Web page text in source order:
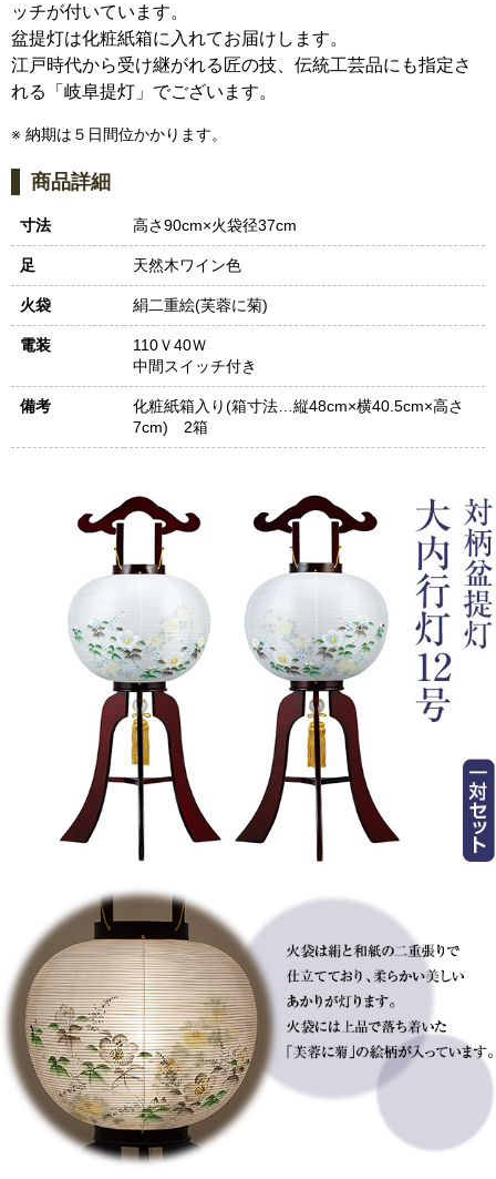
ッチが付いています。
盆提灯は化粧紙箱に入れてお届けします。
江戸時代から受け継がれる匠の技、伝統工芸品にも指定さ
れる「岐阜提灯」でございます。
※ 納期は５日間位かかります。
商品詳細
寸法 高さ90cm×火袋径37cm
足 天然木ワイン色
火袋 絹二重絵(芙蓉に菊)
電装
110Ｖ40Ｗ
中間スイッチ付き
備考
化粧紙箱入り(箱寸法…縦48cm×横40.5cm×高さ
7cm) 2箱